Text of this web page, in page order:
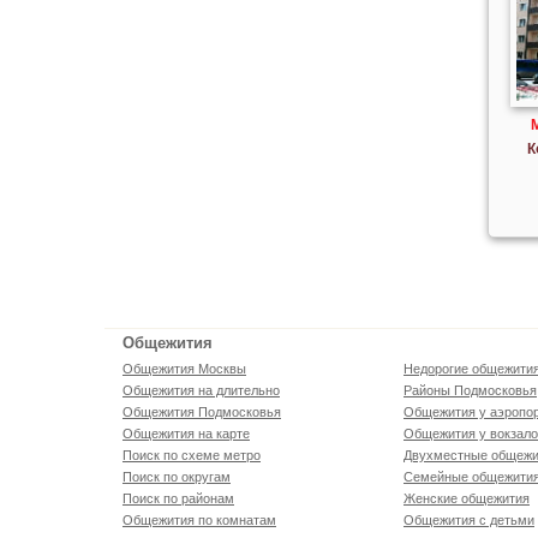
Общежития
Общежития Москвы
Общежития на длительно
Общежития Подмосковья
Общежития на карте
Поиск по схеме метро
Поиск по округам
Поиск по районам
Общежития по комнатам
Недорогие
Районы Подмосковья
Общежития у
Общежития у
Двухместные
Семейные
Женские общежития
Общежития с детьми